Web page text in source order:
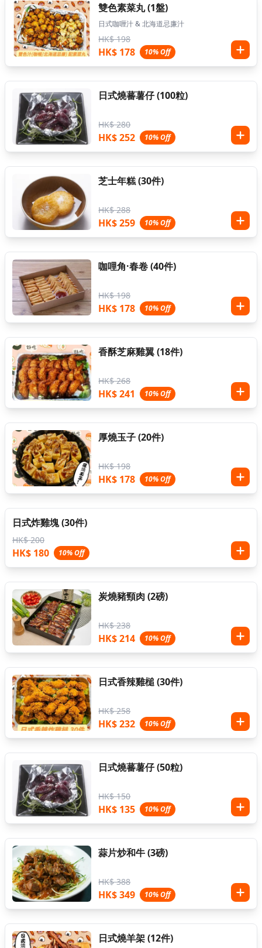
雙色素菜丸 (1盤)
日式咖喱汁 & 北海道忌廉汁
HK$ 198
HK$ 178 10% Off
日式燒蕃薯仔 (100粒)
HK$ 280
HK$ 252 10% Off
芝士年糕 (30件)
HK$ 288
HK$ 259 10% Off
咖哩角·春卷 (40件)
HK$ 198
HK$ 178 10% Off
香酥芝麻雞翼 (18件)
HK$ 268
HK$ 241 10% Off
厚燒玉子 (20件)
HK$ 198
HK$ 178 10% Off
日式炸雞塊 (30件)
HK$ 200
HK$ 180 10% Off
炭燒豬頸肉 (2磅)
HK$ 238
HK$ 214 10% Off
日式香辣雞槌 (30件)
HK$ 258
HK$ 232 10% Off
日式燒蕃薯仔 (50粒)
HK$ 150
HK$ 135 10% Off
蒜片炒和牛 (3磅)
HK$ 388
HK$ 349 10% Off
日式燒羊架 (12件)